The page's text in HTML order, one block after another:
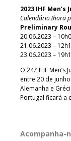
2023 IHF
Calendário (hora
Preliminary
20.06.2023 –
21.06.2023 –
23.06.2023 –
O 24.º IHF
entre 20 de
Alemanha e
Portugal ficará a
Acompanha-